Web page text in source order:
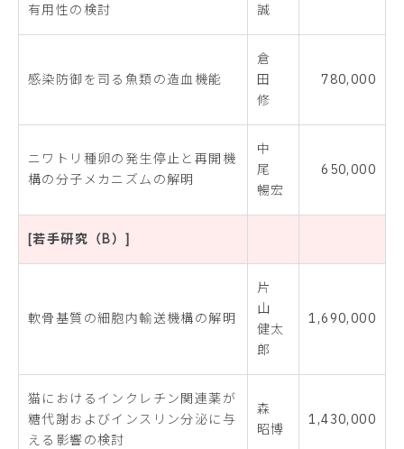
有用性の検討
誠
感染防御を司る魚類の造血機能
倉
田
修
780,000
ニワトリ種卵の発生停止と再開機
構の分子メカニズムの解明
中
尾
暢宏
650,000
[若手研究（B）]
軟骨基質の細胞内輸送機構の解明
片
山
健太
郎
1,690,000
猫におけるインクレチン関連薬が
糖代謝およびインスリン分泌に与
える影響の検討
森
昭博
1,430,000